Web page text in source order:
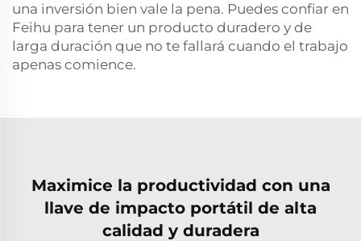
una inversión bien vale la pena. Puedes confiar en
Feihu para tener un producto duradero y de
larga duración que no te fallará cuando el trabajo
apenas comience.
Maximice la productividad con una
llave de impacto portátil de alta
calidad y duradera